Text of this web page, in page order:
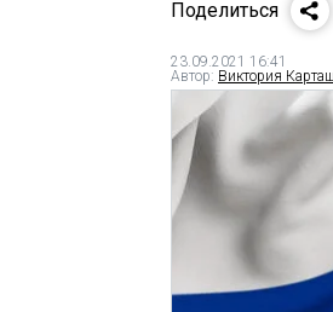
Поделиться
23.09.2021 16:41
Автор: Виктория